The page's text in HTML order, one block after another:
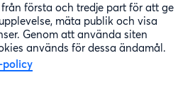
första och tredje part för att ge
mäta publik och visa
Genom att använda siten
används för dessa ändamål.
policy